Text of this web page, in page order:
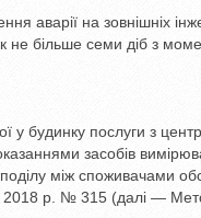
аварії на зовнішніх
не більше семи діб з
у будинку послуги з
засобів
між споживачами
2018 р. № 315 (далі —